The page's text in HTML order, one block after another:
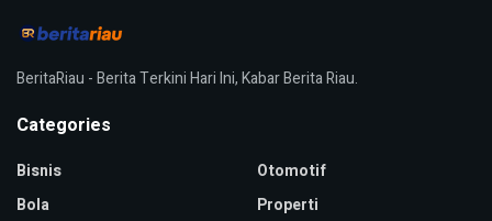
BeritaRiau - Berita Terkini Hari Ini, Kabar Berita Riau.
Categories
Bisnis
Bola
Otomotif
Properti